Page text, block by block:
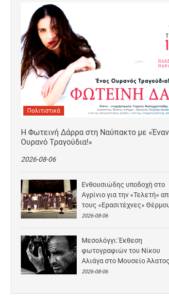
Πολιτιστικά
Η Φωτεινή Δάρρα στη Ναύπακτο με «Έναν
Ουρανό Τραγούδια!»
2026-08-06
Ενθουσιώδης υποδοχή στο
Αγρίνιο για την «Τελετή»
τους «Ερασιτέχνες»
2026-08-06
Μεσολόγγι: Έκθεση
φωτογραφιών του Νίκου
Αλιάγα στο Μουσείο Άλατος
2026-08-06